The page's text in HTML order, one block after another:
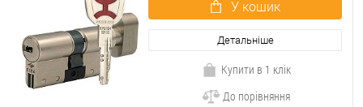
У кошик
Детальніше
Купити в 1 клік
До порівняння